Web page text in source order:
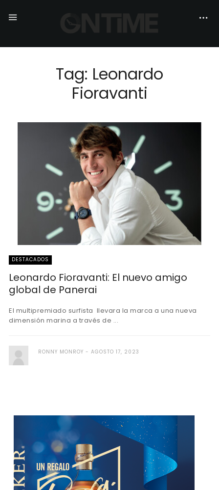
Tag: Leonardo
Fioravanti
DESTACADOS
Leonardo Fioravanti: El nuevo amigo
global de Panerai
El multipremiado surfista llevara la marca a una nueva
dimensión marina a través de ...
RONNY MONROY AGOSTO 17, 2023